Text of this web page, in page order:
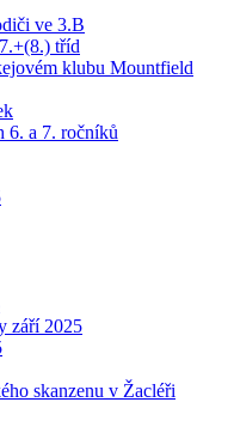
ve 3.B
tříd
klubu Mountfield
6. a 7. ročníků
září 2025
skanzenu v Žacléři